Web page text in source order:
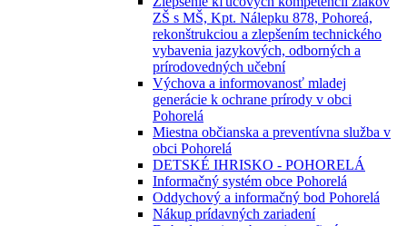
ZŠ s MŠ, Kpt. Nálepku 878, Pohoreá,
rekonštrukciou a zlepšením technického
vybavenia jazykových, odborných a
prírodovedných učební
Výchova a informovanosť mladej
generácie k ochrane prírody v obci
Pohorelá
Miestna občianska a preventívna služba v
obci Pohorelá
DETSKÉ IHRISKO - POHORELÁ
Informačný systém obce Pohorelá
Oddychový a informačný bod Pohorelá
Nákup prídavných zariadení